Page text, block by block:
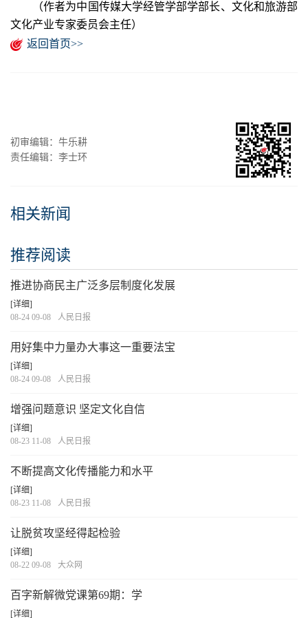
（作者为中国传媒大学经管学部学部长、文化和旅游部
文化产业专家委员会主任）
返回首页>>
初审编辑：牛乐耕
责任编辑：李士环
相关新闻
推荐阅读
推进协商民主广泛多层制度化发展
[详细]
08-24 09-08
人民日报
用好集中力量办大事这一重要法宝
[详细]
08-24 09-08
人民日报
增强问题意识 坚定文化自信
[详细]
08-23 11-08
人民日报
不断提高文化传播能力和水平
[详细]
08-23 11-08
人民日报
让脱贫攻坚经得起检验
[详细]
08-22 09-08
大众网
百字新解微党课第69期：学
[详细]